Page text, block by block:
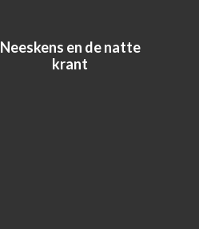
Neeskens en de natte
krant